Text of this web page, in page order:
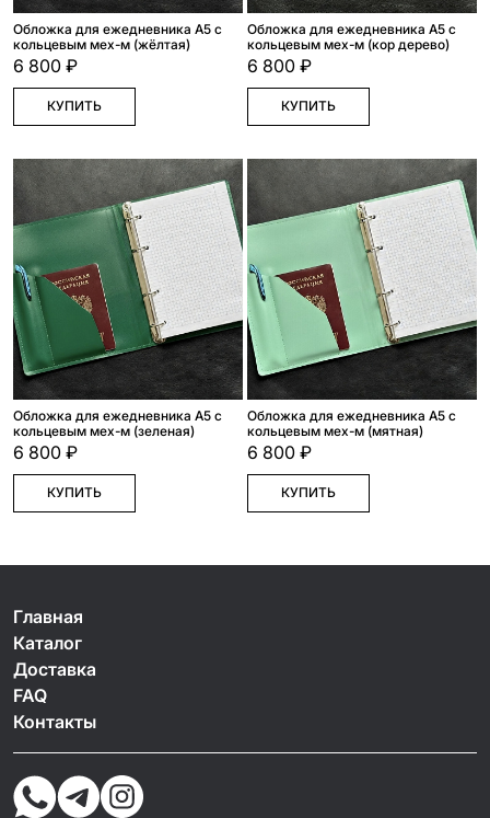
Обложка для ежедневника А5 с
кольцевым мех-м (жёлтая)
6 800 ₽
КУПИТЬ
Обложка для ежедневника А5 с
кольцевым мех-м (кор дерево)
6 800 ₽
КУПИТЬ
Обложка для ежедневника А5 с
кольцевым мех-м (зеленая)
6 800 ₽
КУПИТЬ
Обложка для ежедневника А5 с
кольцевым мех-м (мятная)
6 800 ₽
КУПИТЬ
Главная
Каталог
Доставка
FAQ
Контакты